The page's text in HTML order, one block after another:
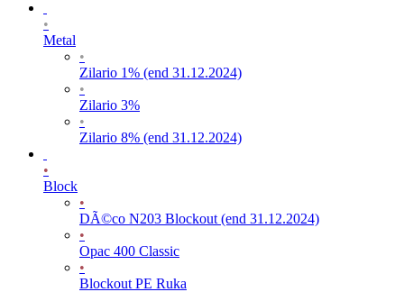
•
Metal
•
Zilario 1% (end 31.12.2024)
•
Zilario 3%
•
Zilario 8% (end 31.12.2024)
•
Block
•
DÃ©co N203 Blockout (end 31.12.2024)
•
Opac 400 Classic
•
Blockout PE Ruka